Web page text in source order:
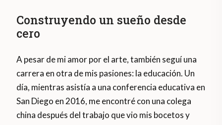
Construyendo un sueño desde
cero
A pesar de mi amor por el arte, también seguí una
carrera en otra de mis pasiones: la educación. Un
día, mientras asistía a una conferencia educativa en
San Diego en 2016, me encontré con una colega
china después del trabajo que vio mis bocetos y